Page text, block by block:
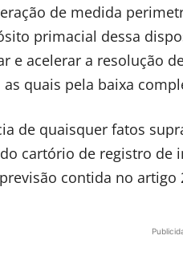
de medida
primacial dessa
e acelerar a resolução
quais pela baixa
de quaisquer fatos
cartório de registro de
contida no artigo